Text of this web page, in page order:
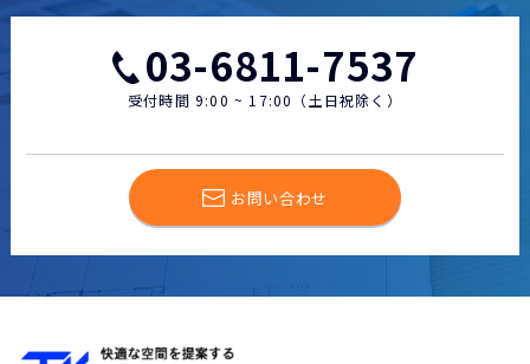
03-6811-7537
受付時間 9:00 ~ 17:00（土日祝除く）
お問い合わせ